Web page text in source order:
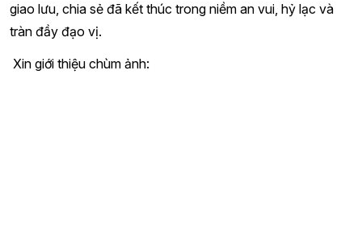
giao lưu, chia sẻ đã kết thúc trong niềm an vui, hỷ lạc và
tràn đầy đạo vị.
Xin giới thiệu chùm ảnh: